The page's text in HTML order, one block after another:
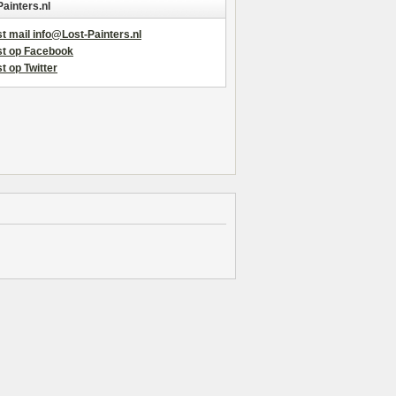
mail info@Lost-Painters.nl
op Facebook
op Twitter